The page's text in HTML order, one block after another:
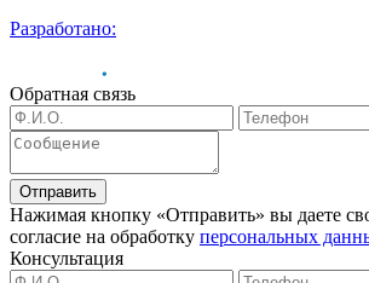
Разработано:
Обратная связь
Отправить
Нажимая кнопку «Отправить» вы даете
согласие на обработку персональных
Консультация